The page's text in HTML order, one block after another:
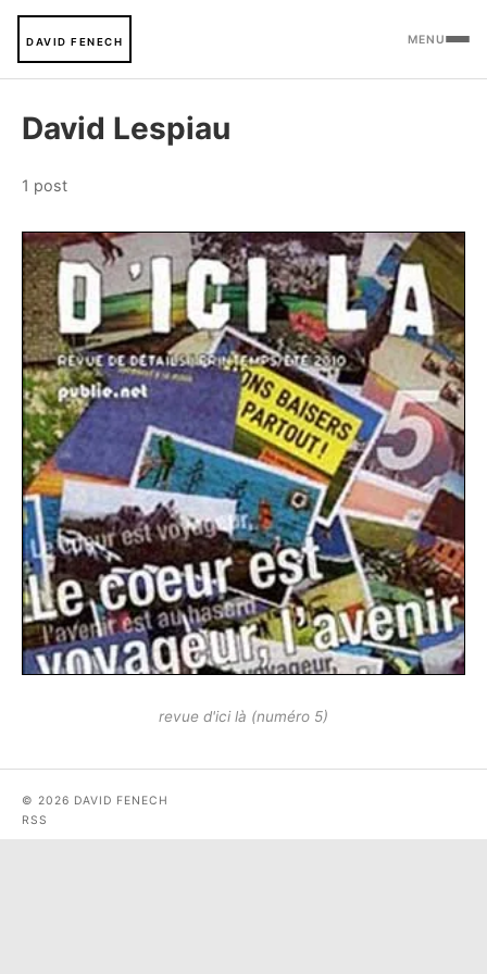
DAVID FENECH MENU
David Lespiau
1 post
revue d'ici là (numéro 5)
© 2026 DAVID FENECH
RSS